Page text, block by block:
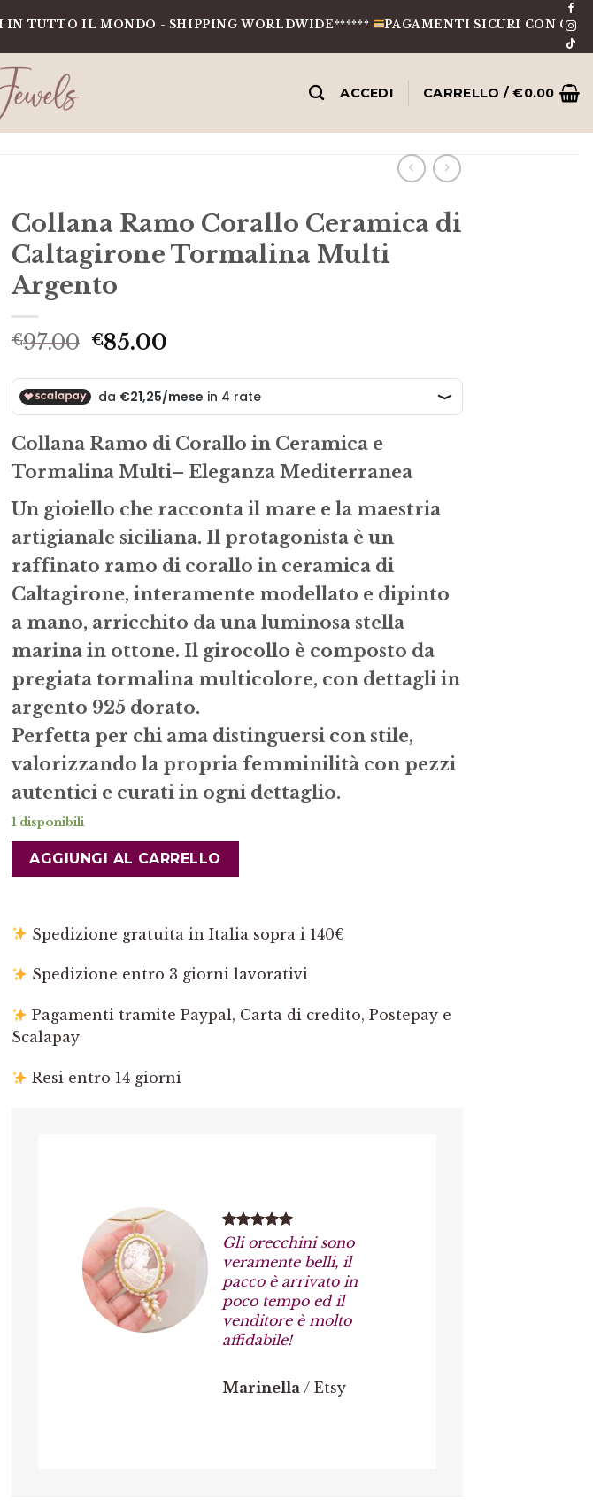
IL MONDO - SHIPPING WORLDWIDE****** PAGAMENTI SICURI CON CARTE,
ACCEDI CARRELLO /€0.00
Collana Ramo Corallo Ceramica di
Caltagirone Tormalina Multi
Argento
€97.00 Il
originale
era:
€85.00
attuale
è:
Collana Ramo di Corallo in Ceramica e
Tormalina Multi– Eleganza Mediterranea
Un gioiello che racconta il mare e la maestria
artigianale siciliana. Il protagonista è un
raffinato ramo di corallo in ceramica di
Caltagirone, interamente modellato e dipinto
a mano, arricchito da una luminosa stella
marina in ottone. Il girocollo è composto da
pregiata tormalina multicolore, con dettagli in
argento 925 dorato.
Perfetta per chi ama distinguersi con stile,
valorizzando la propria femminilità con pezzi
autentici e curati in ogni dettaglio.
1 disponibili
AGGIUNGI AL CARRELLO
Spedizione gratuita in Italia sopra i 140€
Spedizione entro 3 giorni lavorativi
Pagamenti tramite Paypal, Carta di credito, Postepay e
Scalapay
Resi entro 14 giorni
Gli orecchini sono
veramente belli, il
pacco è arrivato in
poco tempo ed il
venditore è molto
affidabile!
Marinella / Etsy